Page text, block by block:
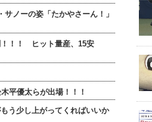
ノーの姿「たかやさーん！」
！！ ヒット量産、15安
平優太らが出場！！！
う少し上がってくればいいか